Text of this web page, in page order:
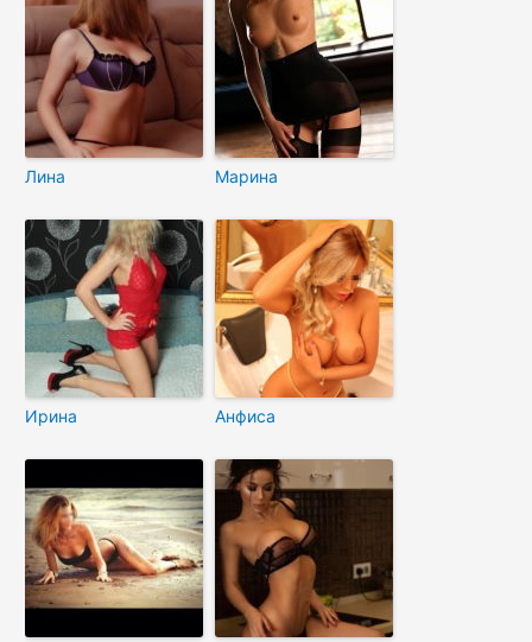
Лина Марина
Ирина Анфиса